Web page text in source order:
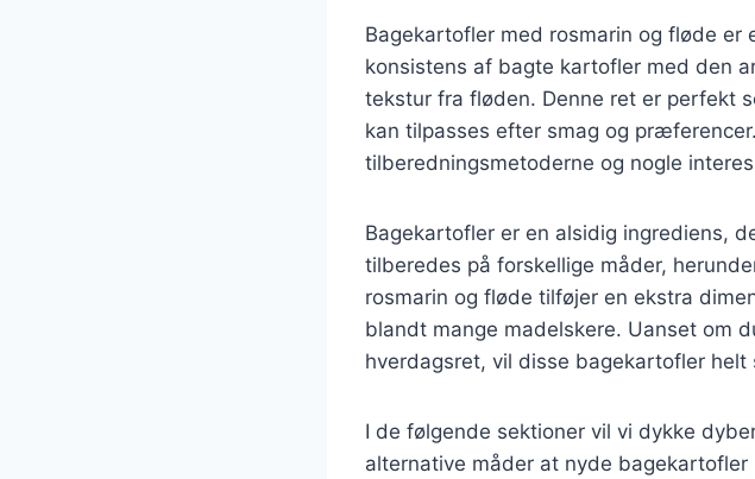
Bagekartofler med rosmarin og fløde
konsistens af bagte kartofler med den
tekstur fra fløden. Denne ret er perfekt
kan tilpasses efter smag og
tilberedningsmetoderne og nogle
Bagekartofler er en alsidig ingrediens,
tilberedes på forskellige måder,
rosmarin og fløde tilføjer en ekstra
blandt mange madelskere. Uanset om
hverdagsret, vil disse bagekartofler helt
I de følgende sektioner vil vi dykke
alternative måder at nyde